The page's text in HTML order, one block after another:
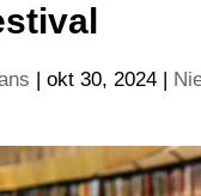
|okt 30, 2024 |